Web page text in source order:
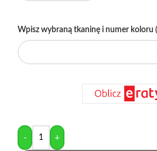
Wpisz wybraną tkaninę i numer koloru
- +